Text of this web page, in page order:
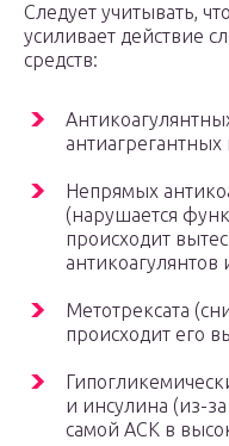
Следует учитывать,
усиливает действие
средств:
антиагрегантных
Непрямых
(нарушается
происходит
антикоагулянтов
Метотрексата
происходит его
и инсулина (из-
самой АСК в